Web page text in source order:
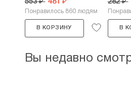
553 ₽ 481 ₽
Понравилось 860 людям
В КОРЗИНУ
282 ₽
В
Вы недавно